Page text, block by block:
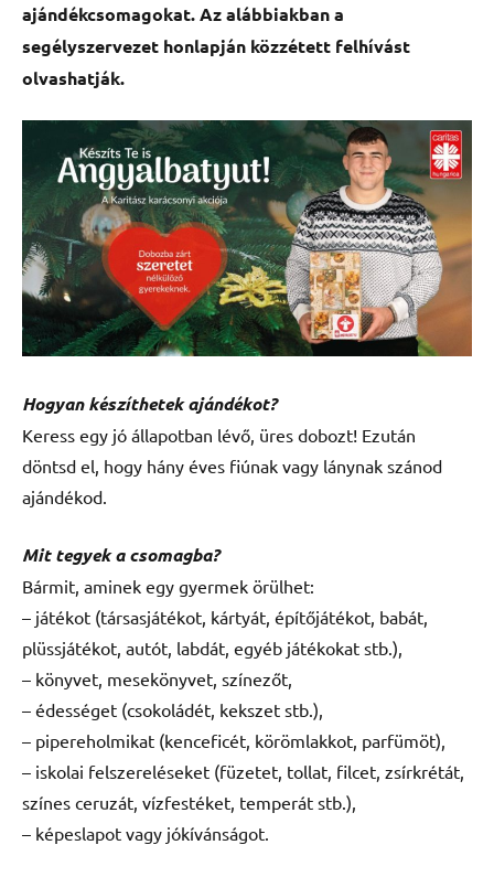
ajándékcsomagokat. Az alábbiakban a
segélyszervezet honlapján közzétett felhívást
olvashatják.
Hogyan készíthetek ajándékot?
Keress egy jó állapotban lévő, üres dobozt! Ezután
döntsd el, hogy hány éves fiúnak vagy lánynak szánod
ajándékod.
Mit tegyek a csomagba?
Bármit, aminek egy gyermek örülhet:
– játékot (társasjátékot, kártyát, építőjátékot, babát,
plüssjátékot, autót, labdát, egyéb játékokat stb.),
– könyvet, mesekönyvet, színezőt,
– édességet (csokoládét, kekszet stb.),
– pipereholmikat (kenceficét, körömlakkot, parfümöt),
– iskolai felszereléseket (füzetet, tollat, filcet, zsírkrétát,
színes ceruzát, vízfestéket, temperát stb.),
– képeslapot vagy jókívánságot.